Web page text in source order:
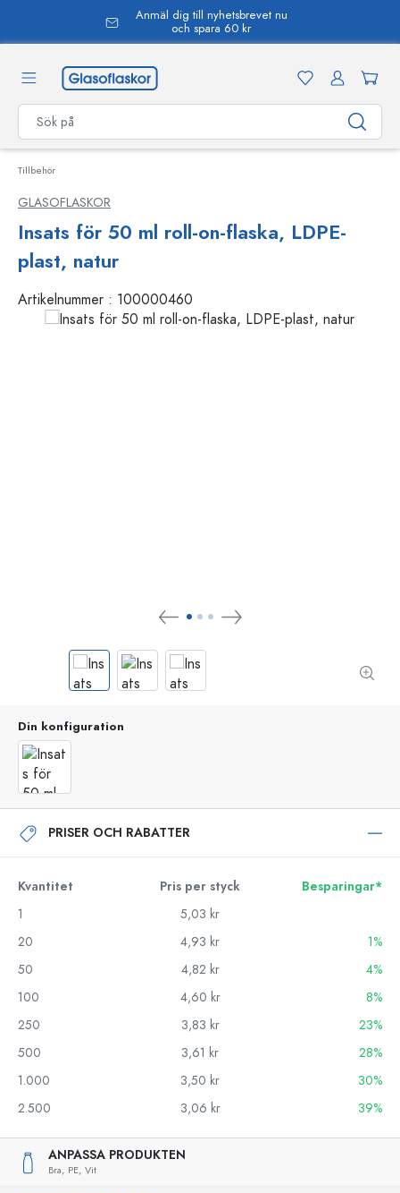
Anmäl dig till nyhetsbrevet nu
och spara 60 kr
Tillbehör
GLASOFLASKOR
Insats för 50 ml roll-on-flaska, LDPE-
plast, natur
Artikelnummer : 100000460
Din konfiguration
PRISER OCH RABATTER
Kvantitet Pris per styck
Besparingar*
1
5,03 kr
20
4,93 kr
1%
50
4,82 kr
4%
100
4,60 kr
8%
250
3,83 kr
23%
500
3,61 kr
28%
1.000
3,50 kr
30%
2.500
3,06 kr 39%
ANPASSA PRODUKTEN
Bra, PE, Vit